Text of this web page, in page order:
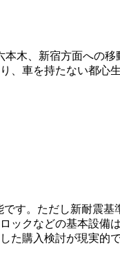
木、新宿方面への
車を持たない都心
す。ただし新耐震基
ックなどの基本設備
た購入検討が現実的で